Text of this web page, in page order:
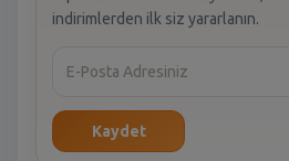
indirimlerden ilk siz yararlanın.
Kaydet